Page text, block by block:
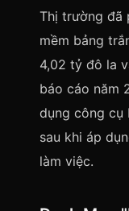
Thị trường đã
mềm bảng
4,02 tỷ đô la
báo cáo năm
dụng công cụ
sau khi áp
làm việc.